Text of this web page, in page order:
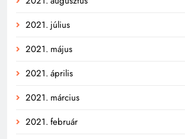
2021. július
2021. május
2021. április
2021. március
2021. február